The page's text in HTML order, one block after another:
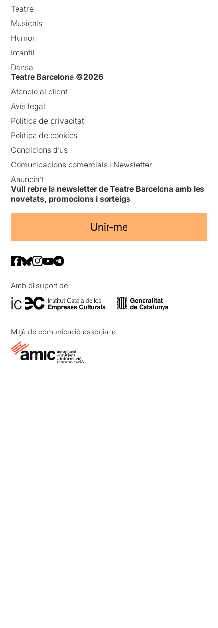
Teatre
Musicals
Humor
Infantil
Dansa
Teatre Barcelona ©2026
Atenció al client
Avís legal
Política de privacitat
Política de cookies
Condicions d’ús
Comunicacions comercials i Newsletter
Anuncia’t
Vull rebre la newsletter de Teatre Barcelona amb les
novetats, promocions i sorteigs
Unir-me
Amb el suport de
Mitjà de comunicació associat a